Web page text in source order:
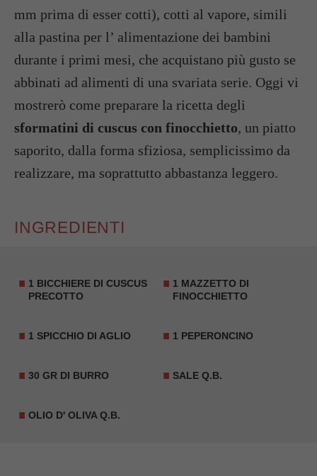
mm prima di esser cotti), cotti al vapore, simili
alla pastina per l’ alimentazione dei bambini
durante i primi mesi, che acquistano più gusto se
abbinati ad alimenti di una svariata serie. Oggi vi
mostrerò come preparare la ricetta degli
sformatini di cuscus con finocchietto, un piatto
saporito, dalla forma sfiziosa, semplicissimo da
realizzare, ma soprattutto abbastanza leggero.
INGREDIENTI
1 BICCHIERE DI CUSCUS
PRECOTTO
1 MAZZETTO DI
FINOCCHIETTO
1 SPICCHIO DI AGLIO 1 PEPERONCINO
30 GR DI BURRO SALE Q.B.
OLIO D' OLIVA Q.B.